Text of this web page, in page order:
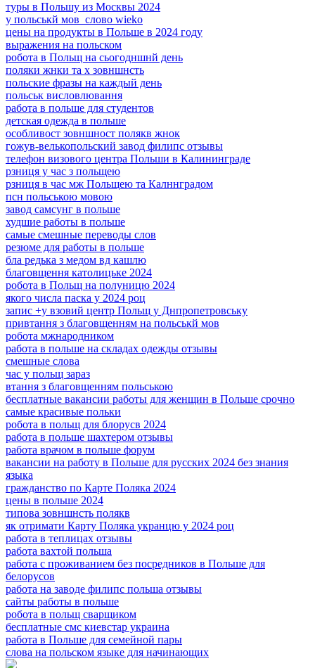
туры в Польшу из Москвы 2024
у польськй мов слово wieko
цены на продукты в Польше в 2024 году
выражения на польском
робота в Польщ на сьогодншнй день
поляки жнки та х зовншнсть
польские фразы на каждый день
польськ висловлювання
работа в польше для студентов
детская одежда в польше
особливост зовншност полякв жнок
гожув-велькопольский завод филипс отзывы
телефон визового центра Польши в Калининграде
рзниця у час з польщею
рзниця в час мж Польщею та Калннградом
псн польською мовою
завод самсунг в польше
худшие работы в польше
самые смешные переводы слов
резюме для работы в польше
бла редька з медом вд кашлю
благовщення католицьке 2024
робота в Польщ на полуницю 2024
якого числа паска у 2024 роц
запис +у взовий центр Польщ у Днпропетровську
привтання з благовщенням на польськй мов
робота мжнародником
работа в польше на складах одежды отзывы
смешные слова
час у польщ зараз
втання з благовщенням польською
бесплатные вакансии работы для женщин в Польше срочно
самые красивые польки
робота в польщ для блорусв 2024
работа в польше шахтером отзывы
работа врачом в польше форум
вакансии на работу в Польше для русских 2024 без знания
языка
гражданство по Карте Поляка 2024
цены в польше 2024
типова зовншнсть полякв
як отримати Карту Поляка укранцю у 2024 роц
работа в теплицах отзывы
работа вахтой польша
работа с проживанием без посредников в Польше для
белорусов
работа на заводе филипс польша отзывы
сайты работы в польше
робота в польщ сварщиком
бесплатные смс киевстар украина
работа в Польше для семейной пары
слова на польском языке для начинающих